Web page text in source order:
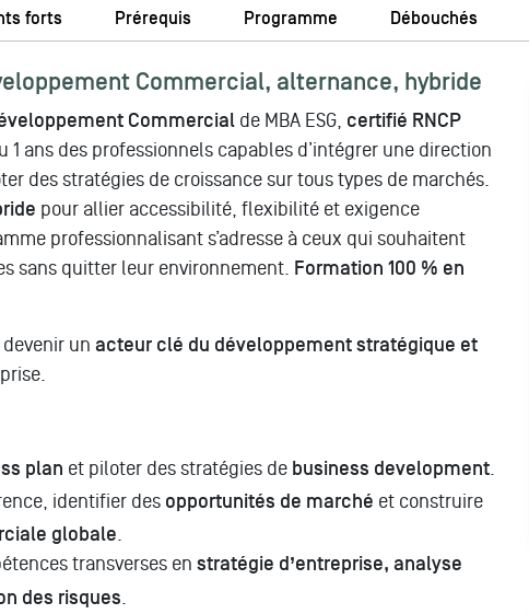
forts Prérequis Programme Débouchés
Commercial, alternance, hybride
Commercialde MBA ESG, certifié RNCP
1 ans des professionnels capables d’intégrer une direction
des stratégies de croissance sur tous types de marchés.
pour allier accessibilité, flexibilité et exigence
professionnalisant s’adresse à ceux qui souhaitent
sans quitter leur environnement. Formation 100 % en
devenir un acteur clé du développement stratégique et
plan et piloter des stratégies de business development.
identifier des opportunités de marché et construire
globale.
transverses en stratégie d’entreprise, analyse
des risques